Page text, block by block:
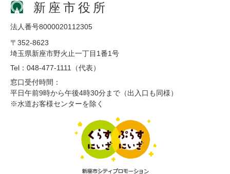
新座市役所
法人番号8000020112305
〒352-8623
埼玉県新座市野火止一丁目1番1号
Tel：048-477-1111（代表）
窓口受付時間：
平日午前9時から午後4時30分まで（出入口も同様）
※水道お客様センターを除く